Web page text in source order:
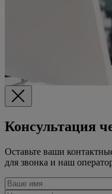
Консультация
Оставьте ваши
для звонка и наш